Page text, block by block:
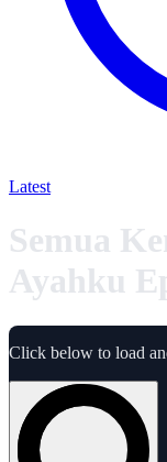
Latest
Semua
Ayahku
Click below to load